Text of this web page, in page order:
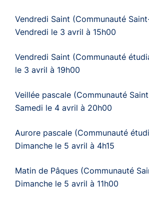
Vendredi Saint (Communauté
Vendredi le 3 avril à 15h00
Vendredi Saint (Communauté
le 3 avril à 19h00
Veillée pascale (Communauté
Samedi le 4 avril à 20h00
Aurore pascale (Communauté
Dimanche le 5 avril à 4h15
Matin de Pâques (Communauté
Dimanche le 5 avril à 11h00